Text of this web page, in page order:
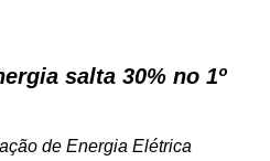
salta 30% no 1º
de Energia Elétrica